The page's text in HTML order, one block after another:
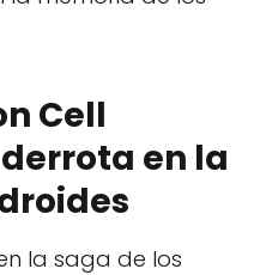
Cell
en la
la saga de los